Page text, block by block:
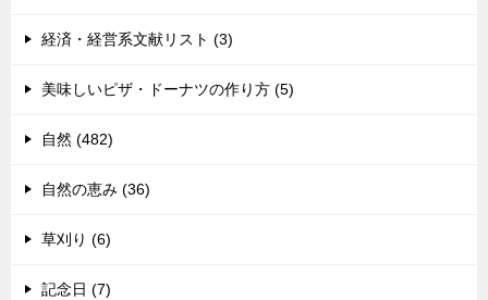
経済・経営系文献リスト (3)
美味しいピザ・ドーナツの作り方 (5)
自然 (482)
自然の恵み (36)
草刈り (6)
記念日 (7)